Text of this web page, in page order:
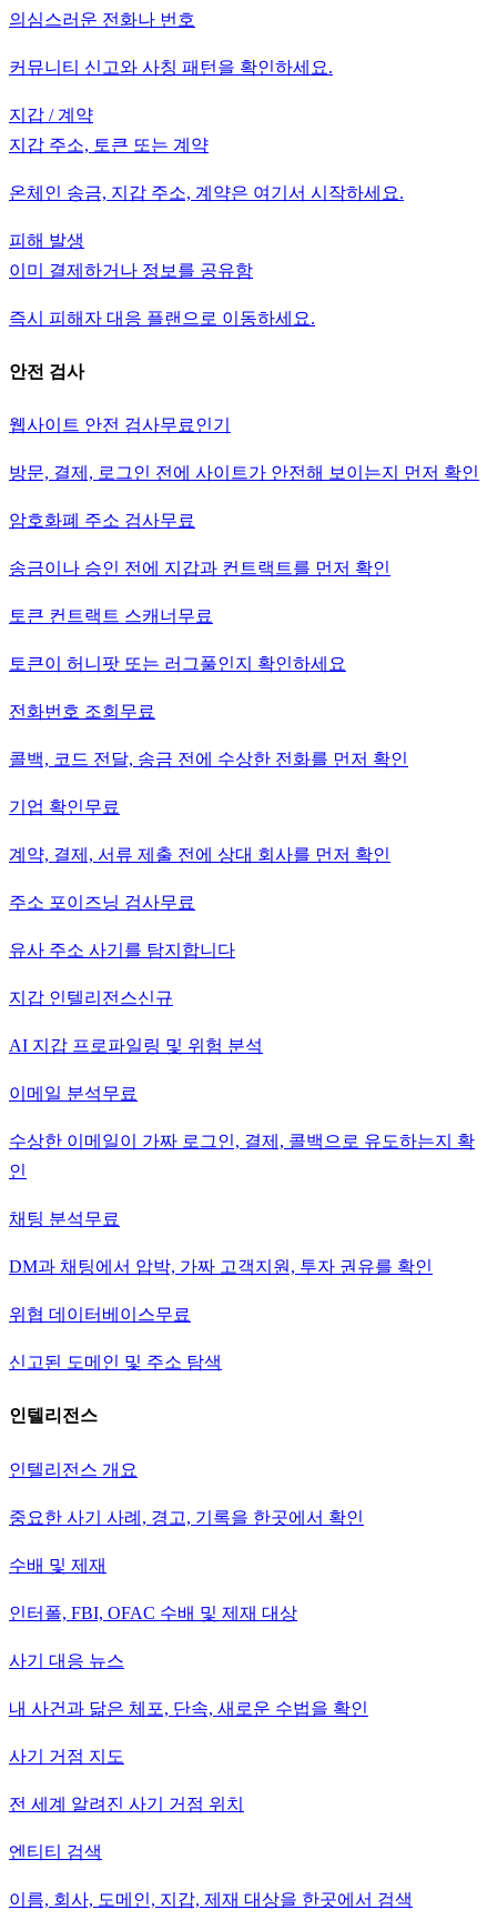
의심스러운 전화나 번호
커뮤니티 신고와 사칭 패턴을 확인하세요.
지갑 / 계약
지갑 주소, 토큰 또는 계약
온체인 송금, 지갑 주소, 계약은 여기서 시작하세요.
피해 발생
이미 결제하거나 정보를 공유함
즉시 피해자 대응 플랜으로 이동하세요.
안전 검사
웹사이트 안전 검사무료인기
방문, 결제, 로그인 전에 사이트가 안전해 보이는지 먼저 확인
암호화폐 주소 검사무료
송금이나 승인 전에 지갑과 컨트랙트를 먼저 확인
토큰 컨트랙트 스캐너 무료
토큰이 허니팟 또는 러그풀인지 확인하세요
전화번호 조회 무료
콜백, 코드 전달, 송금 전에 수상한 전화를 먼저 확인
기업 확인무료
계약, 결제, 서류 제출 전에 상대 회사를 먼저 확인
주소 포이즈닝 검사무료
유사 주소 사기를 탐지합니다
지갑 인텔리전스신규
AI 지갑 프로파일링 및 위험 분석
이메일 분석무료
수상한 이메일이 가짜 로그인, 결제, 콜백으로 유도하는지 확
인
채팅 분석무료
DM과 채팅에서 압박, 가짜 고객지원, 투자 권유를 확인
위협 데이터베이스무료
신고된 도메인 및 주소 탐색
인텔리전스
인텔리전스 개요
중요한 사기 사례, 경고, 기록을 한곳에서 확인
수배 및 제재
인터폴, FBI, OFAC 수배 및 제재 대상
사기 대응 뉴스
내 사건과 닮은 체포, 단속, 새로운 수법을 확인
사기 거점 지도
전 세계 알려진 사기 거점 위치
엔티티 검색
이름, 회사, 도메인, 지갑, 제재 대상을 한곳에서 검색